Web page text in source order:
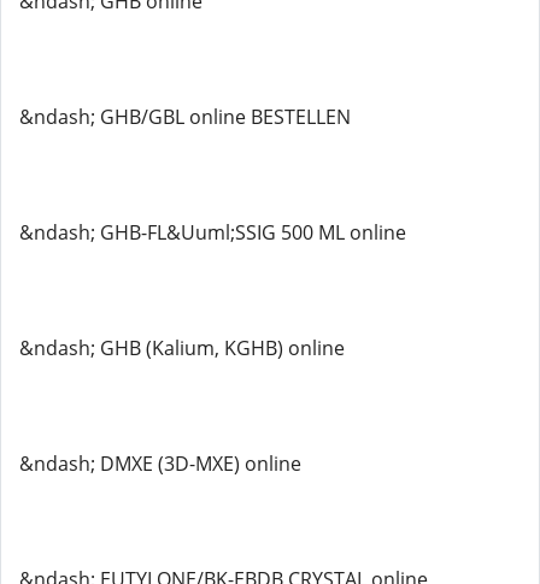
&ndash; GHB/GBL online BESTELLEN
&ndash; GHB-FL&Uuml;SSIG 500 ML online
&ndash; GHB (Kalium, KGHB) online
&ndash; DMXE (3D-MXE) online